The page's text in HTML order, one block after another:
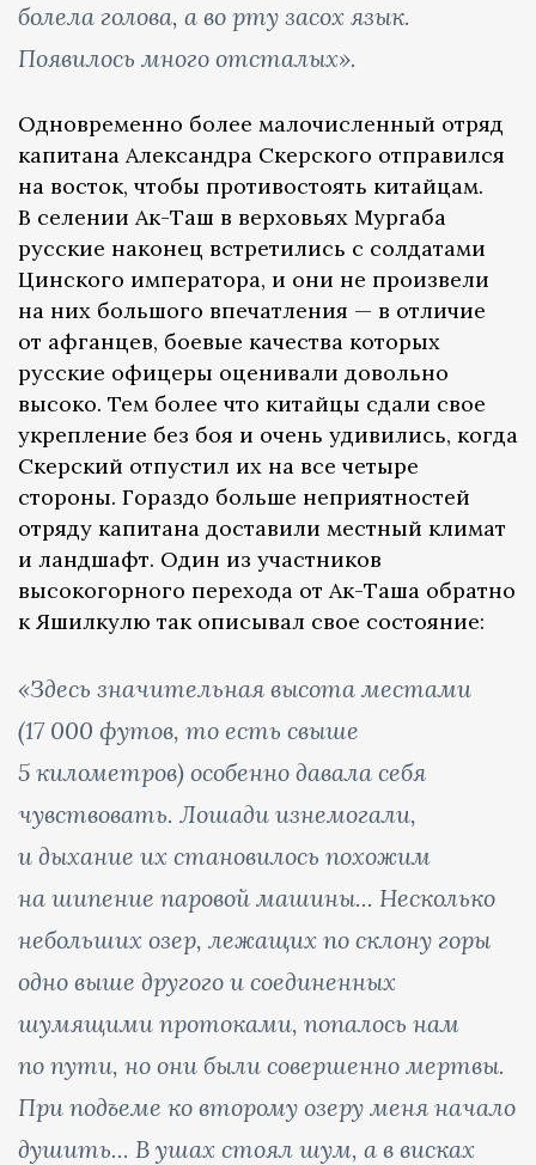
болела голова, а во рту засох язык.
Появилось много отсталых».
Одновременно более малочисленный отряд
капитана Александра Скерского отправился
на восток, чтобы противостоять китайцам.
В селении Ак-Таш в верховьях Мургаба
русские наконец встретились с солдатами
Цинского императора, и они не произвели
на них большого впечатления — в отличие
от афганцев, боевые качества которых
русские офицеры оценивали довольно
высоко. Тем более что китайцы сдали свое
укрепление без боя и очень удивились, когда
Скерский отпустил их на все четыре
стороны. Гораздо больше неприятностей
отряду капитана доставили местный климат
и ландшафт. Один из участников
высокогорного перехода от Ак-Таша обратно
к Яшилкулю так описывал свое состояние:
«Здесь значительная высота местами
(17 000 футов, то есть свыше
5 километров) особенно давала себя
чувствовать. Лошади изнемогали,
и дыхание их становилось похожим
на шипение паровой машины... Несколько
небольших озер, лежащих по склону горы
одно выше другого и соединенных
шумящими протоками, попалось нам
по пути, но они были совершенно мертвы.
При подъеме ко второму озеру меня начало
душить... В ушах стоял шум, а в висках